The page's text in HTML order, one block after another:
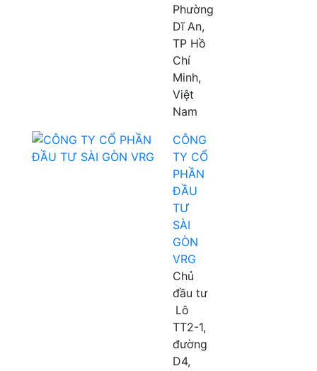
Phường
Dĩ An,
TP Hồ
Chí
Minh,
Việt
Nam
CÔNG
TY CỔ
PHẦN
ĐẦU
TƯ
SÀI
GÒN
VRG
Chủ
đầu tư
Lô
TT2-1,
đường
D4,